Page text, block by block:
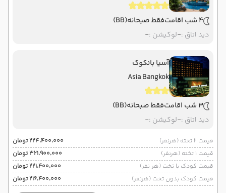
4 شب اقامت فقط صبحانه(BB)
دید اتاق :-لوکیشن :-
آسیا بانکوک
Asia Bangkok
3 شب اقامت فقط صبحانه(BB)
دید اتاق :-لوکیشن :-
قیمت 2 تخته (هرنفر)
۲۲۴٬۴۰۰٬۰۰۰ تومان
قیمت 1 تخته (هرنفر)
۳۲۱٬۹۰۰٬۰۰۰ تومان
قیمت کودک با تخت (هر نفر)
۲۲۱٬۴۰۰٬۰۰۰ تومان
قیمت کودک بدون تخت (هرنفر)
۲۱۶٬۴۰۰٬۰۰۰ تومان